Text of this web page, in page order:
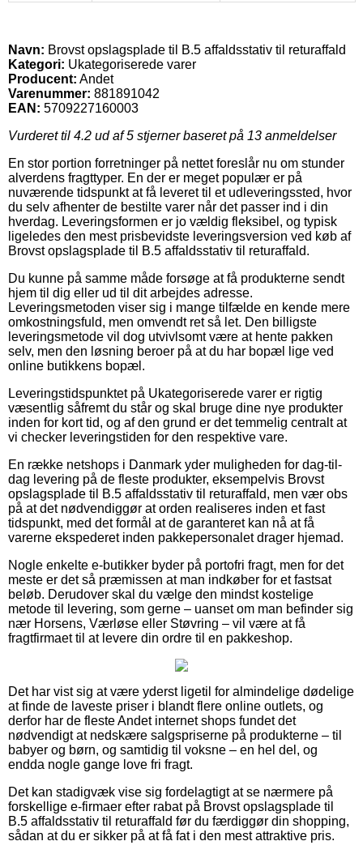
Navn: Brovst opslagsplade til B.5 affaldsstativ til returaffald
Kategori: Ukategoriserede varer
Producent: Andet
Varenummer: 881891042
EAN: 5709227160003
Vurderet til 4.2 ud af 5 stjerner baseret på 13 anmeldelser
En stor portion forretninger på nettet foreslår nu om stunder
alverdens fragttyper. En der er meget populær er på
nuværende tidspunkt at få leveret til et udleveringssted, hvor
du selv afhenter de bestilte varer når det passer ind i din
hverdag. Leveringsformen er jo vældig fleksibel, og typisk
ligeledes den mest prisbevidste leveringsversion ved køb af
Brovst opslagsplade til B.5 affaldsstativ til returaffald.
Du kunne på samme måde forsøge at få produkterne sendt
hjem til dig eller ud til dit arbejdes adresse.
Leveringsmetoden viser sig i mange tilfælde en kende mere
omkostningsfuld, men omvendt ret så let. Den billigste
leveringsmetode vil dog utvivlsomt være at hente pakken
selv, men den løsning beroer på at du har bopæl lige ved
online butikkens bopæl.
Leveringstidspunktet på Ukategoriserede varer er rigtig
væsentlig såfremt du står og skal bruge dine nye produkter
inden for kort tid, og af den grund er det temmelig centralt at
vi checker leveringstiden for den respektive vare.
En række netshops i Danmark yder muligheden for dag-til-
dag levering på de fleste produkter, eksempelvis Brovst
opslagsplade til B.5 affaldsstativ til returaffald, men vær obs
på at det nødvendiggør at orden realiseres inden et fast
tidspunkt, med det formål at de garanteret kan nå at få
varerne ekspederet inden pakkepersonalet drager hjemad.
Nogle enkelte e-butikker byder på portofri fragt, men for det
meste er det så præmissen at man indkøber for et fastsat
beløb. Derudover skal du vælge den mindst kostelige
metode til levering, som gerne – uanset om man befinder sig
nær Horsens, Værløse eller Støvring – vil være at få
fragtfirmaet til at levere din ordre til en pakkeshop.
Det har vist sig at være yderst ligetil for almindelige dødelige
at finde de laveste priser i blandt flere online outlets, og
derfor har de fleste Andet internet shops fundet det
nødvendigt at nedskære salgspriserne på produkterne – til
babyer og børn, og samtidig til voksne – en hel del, og
endda nogle gange love fri fragt.
Det kan stadigvæk vise sig fordelagtigt at se nærmere på
forskellige e-firmaer efter rabat på Brovst opslagsplade til
B.5 affaldsstativ til returaffald før du færdiggør din shopping,
sådan at du er sikker på at få fat i den mest attraktive pris.